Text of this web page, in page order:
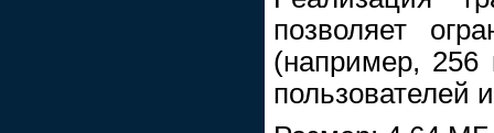
позволяет
(например, 256
пользователей